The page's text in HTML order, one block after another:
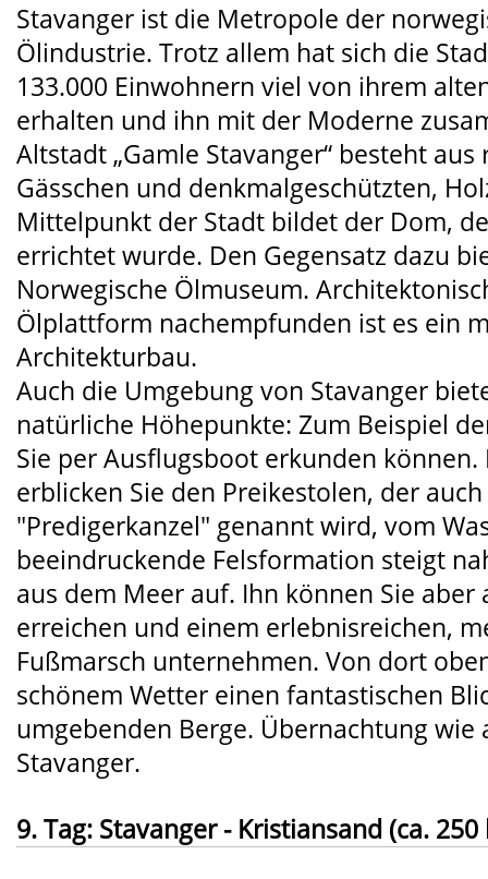
Stavanger ist die Metropole der
Ölindustrie. Trotz allem hat sich die
133.000 Einwohnern viel von ihrem
erhalten und ihn mit der Moderne
Altstadt „Gamle Stavanger“ besteht
Gässchen und denkmalgeschützten,
Mittelpunkt der Stadt bildet der Dom,
errichtet wurde. Den Gegensatz dazu
Norwegische Ölmuseum.
Ölplattform nachempfunden ist es ein
Architekturbau.
Auch die Umgebung von Stavanger
natürliche Höhepunkte: Zum Beispiel
Sie per Ausflugsboot erkunden können.
erblicken Sie den Preikestolen, der
"Predigerkanzel" genannt wird, vom
beeindruckende Felsformation steigt
aus dem Meer auf. Ihn können Sie aber
erreichen und einem erlebnisreichen,
Fußmarsch unternehmen. Von dort
schönem Wetter einen fantastischen
umgebenden Berge. Übernachtung wie
Stavanger.
9. Tag: Stavanger - Kristiansand (ca. 250